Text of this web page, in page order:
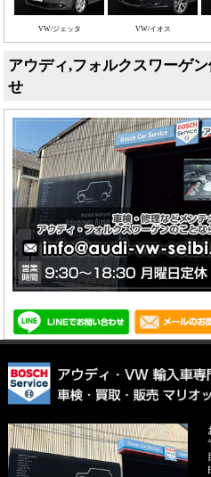
VW/ジェッタ VW/イオス
アウディ,フォルクスワーゲ
せ